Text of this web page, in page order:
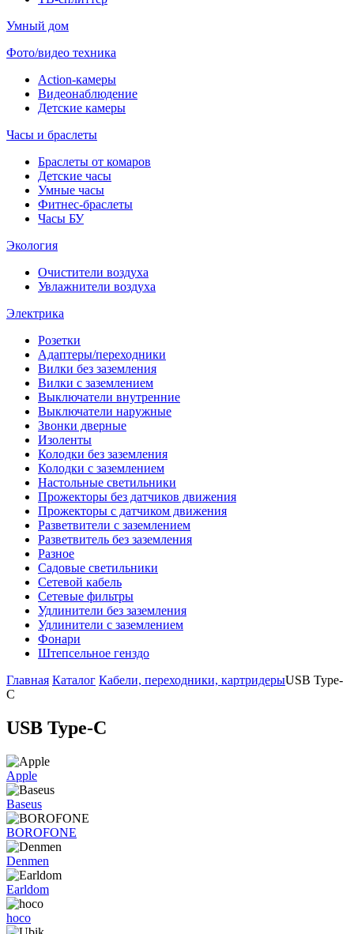
Умный дом
Фото/видео техника
Action-камеры
Видеонаблюдение
Детские камеры
Часы и браслеты
Браслеты от комаров
Детские часы
Умные часы
Фитнес-браслеты
Часы БУ
Экология
Очистители воздуха
Увлажнители воздуха
Электрика
Розетки
Адаптеры/переходники
Вилки без заземления
Вилки с заземлением
Выключатели внутренние
Выключатели наружные
Звонки дверные
Изоленты
Колодки без заземления
Колодки с заземлением
Настольные светильники
Прожекторы без датчиков движения
Прожекторы с датчиком движения
Разветвители с заземлением
Разветвитель без заземления
Разное
Садовые светильники
Сетевой кабель
Сетевые фильтры
Удлинители без заземления
Удлинители с заземлением
Фонари
Штепсельное генздо
Главная Каталог Кабели, переходники, картридерыUSB Type-
C
USB Type-C
Apple
Baseus
BOROFONE
Denmen
Earldom
hoco